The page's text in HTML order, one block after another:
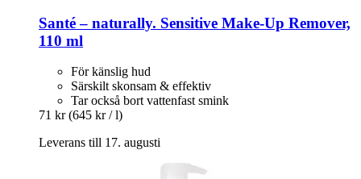
Santé – naturally. Sensitive Make-​Up Remover,
110 ml
För känslig hud
Särskilt skonsam & effektiv
Tar också bort vattenfast smink
71 kr (645 kr / l)
Leverans till 17. augusti